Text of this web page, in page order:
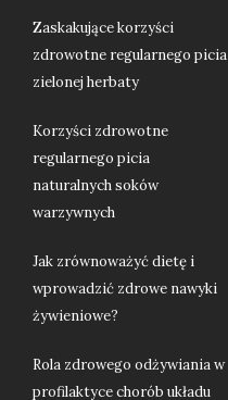
Zaskakujące korzyści
zdrowotne regularnego picia
zielonej herbaty
Korzyści zdrowotne
regularnego picia
naturalnych soków
warzywnych
Jak zrównoważyć dietę i
wprowadzić zdrowe nawyki
żywieniowe?
Rola zdrowego odżywiania w
profilaktyce chorób układu